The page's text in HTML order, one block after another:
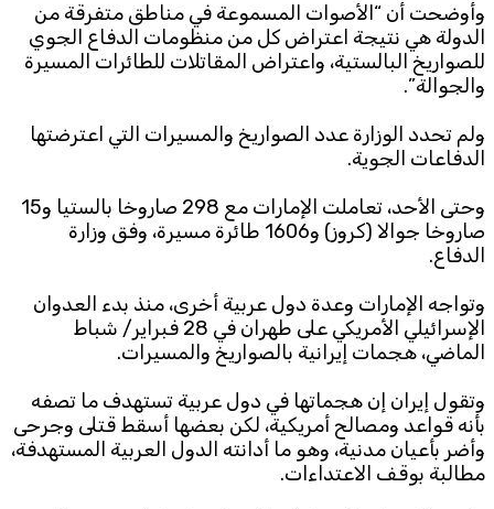
وأوضحت أن “الأصوات المسموعة في مناطق متفرقة من
الدولة هي نتيجة اعتراض كل من منظومات الدفاع الجوي
للصواريخ البالستية، واعتراض المقاتلات للطائرات المسيرة
والجوالة”.
ولم تحدد الوزارة عدد الصواريخ والمسيرات التي اعترضتها
الدفاعات الجوية.
وحتى الأحد، تعاملت الإمارات مع 298 صاروخا بالستيا و15
صاروخا جوالا (كروز) و1606 طائرة مسيرة، وفق وزارة
الدفاع.
وتواجه الإمارات وعدة دول عربية أخرى، منذ بدء العدوان
الإسرائيلي الأمريكي على طهران في 28 فبراير/ شباط
الماضي، هجمات إيرانية بالصواريخ والمسيرات.
وتقول إيران إن هجماتها في دول عربية تستهدف ما تصفه
بأنه قواعد ومصالح أمريكية، لكن بعضها أسقط قتلى وجرحى
وأضر بأعيان مدنية، وهو ما أدانته الدول العربية المستهدفة،
مطالبة بوقف الاعتداءات.